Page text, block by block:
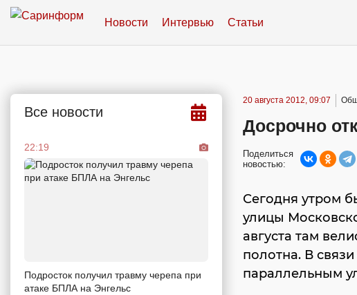
Новости Интервью Статьи
Все новости
22:19
Подросток получил травму черепа при
атаке БПЛА на Энгельс
20 августа 2012, 09:07
Досрочно
Поделиться
новостью:
Сегодня утром
улицы
августа там
полотна. В
параллельным